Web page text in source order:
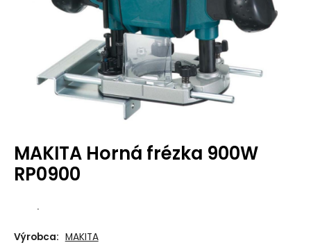
MAKITA Horná frézka 900W
RP0900
.
Výrobca: MAKITA